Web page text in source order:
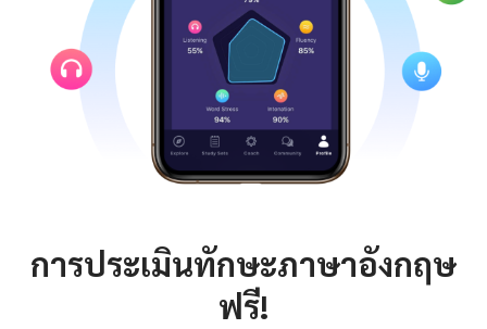
การประเมินทักษะภาษาอังกฤษ
ฟรี!